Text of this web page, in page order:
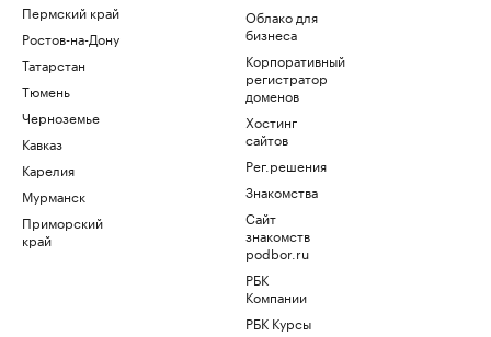
Пермский край
Ростов-на-Дону
Татарстан
Тюмень
Черноземье
Кавказ
Карелия
Мурманск
Приморский
край
Облако для
бизнеса
Корпоративный
регистратор
доменов
Хостинг
сайтов
Рег.решения
Знакомства
Сайт
знакомств
podbor.ru
РБК
Компании
РБК Курсы